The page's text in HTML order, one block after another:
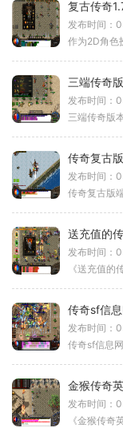
复古传奇
发布时间：
三端传奇
发布时间：
传奇复古
发布时间：
送充值的
发布时间：
传奇sf信
发布时间：
金猴传奇
发布时间：